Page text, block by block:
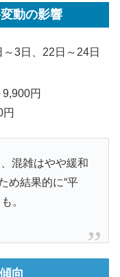
動の影響
～3日、22日～24日
円
混雑はやや緩和
め結果的に“平
。
向